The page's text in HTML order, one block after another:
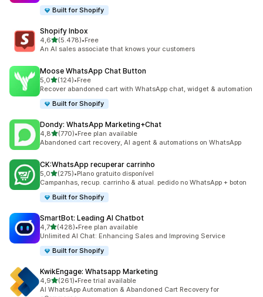
Built for Shopify
Shopify Inbox
4,6de 5 estrelas
(5.478)
5478 total de avaliações
•Free
An AI sales associate that knows your customers
Moose WhatsApp Chat Button
5,0de 5 estrelas
(124)
124 total de avaliações
•Free
Recover abandoned cart with WhatsApp chat, widget & automation
Built for Shopify
Dondy: WhatsApp Marketing+Chat
4,8de 5 estrelas
(770)
770 total de avaliações
•Free plan available
Abandoned cart recovery, AI agent & automations on WhatsApp
CK:WhatsApp recuperar carrinho
5,0de 5 estrelas
(275)
275 total de avaliações
•Plano gratuito disponível
Campanhas, recup. carrinho & atual. pedido no WhatsApp + boton
Built for Shopify
SmartBot: Leading AI Chatbot
4,7de 5 estrelas
(428)
428 total de avaliações
•Free plan available
Unlimited AI Chat: Enhancing Sales and Improving Service
Built for Shopify
KwikEngage: Whatsapp Marketing
4,9de 5 estrelas
(261)
261 total de avaliações
•Free trial available
AI WhatsApp Automation & Abandoned Cart Recovery for